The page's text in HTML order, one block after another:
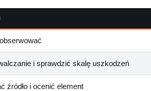
i sprawdzić skalę uszkodzeń
źródło i ocenić element